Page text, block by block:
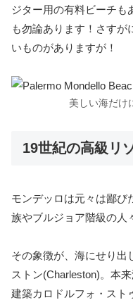
ジター用の有料ビーチも
も勿論あります！さすが
いものがありますが！
美しい海だけ
19世紀の高級リ
モンデッロは元々は鄙び
族やブルジョア階級の人
その象徴が、海にせり出
ストン(Charleston)。本
建築カロドルフォ・スト